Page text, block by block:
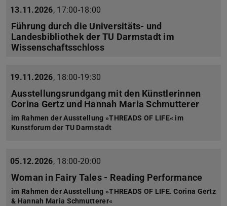
13.11.2026, 17:00-18:00
Führung durch die Universitäts- und
Landesbibliothek der TU Darmstadt im
Wissenschaftsschloss
19.11.2026, 18:00-19:30
Ausstellungsrundgang mit den Künstlerinnen
Corina Gertz und Hannah Maria Schmutterer
im Rahmen der Ausstellung »THREADS OF LIFE« im
Kunstforum der TU Darmstadt
05.12.2026, 18:00-20:00
Woman in Fairy Tales - Reading Performance
im Rahmen der Ausstellung »THREADS OF LIFE. Corina Gertz
& Hannah Maria Schmutterer«